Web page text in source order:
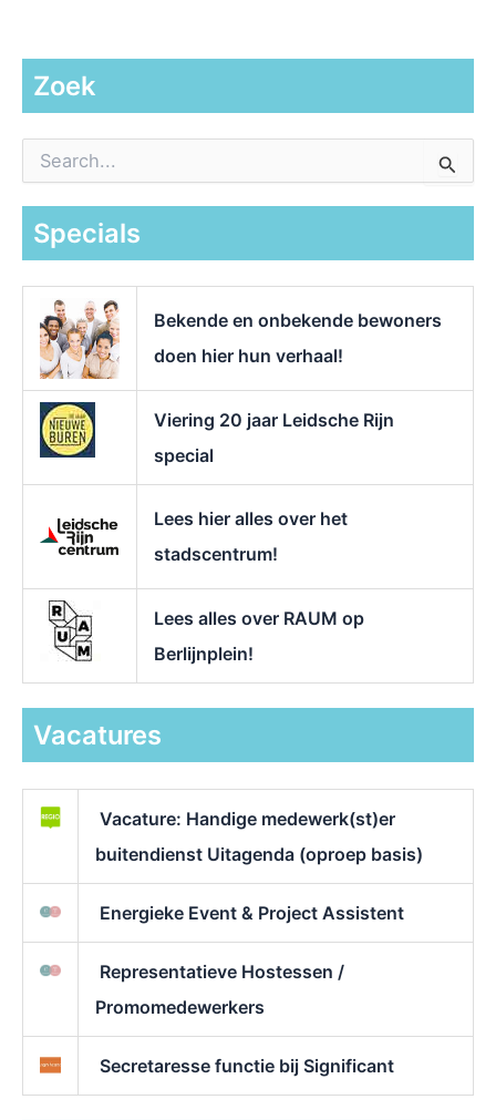
Zoek
a
Specials
Bekende en onbekende bewoners
doen hier hun verhaal!
Viering 20 jaar Leidsche Rijn
special
Lees hier alles over het
stadscentrum!
Lees alles over RAUM op
Berlijnplein!
Vacatures
Vacature: Handige medewerk(st)er
buitendienst Uitagenda (oproep basis)
Energieke Event & Project Assistent
Representatieve Hostessen /
Promomedewerkers
Secretaresse functie bij Significant